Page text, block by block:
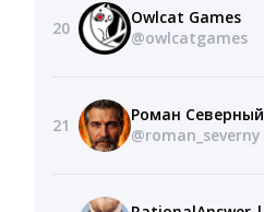
20
Owlcat Games
@owlcatgames
21
Роман Северный
@roman_severny